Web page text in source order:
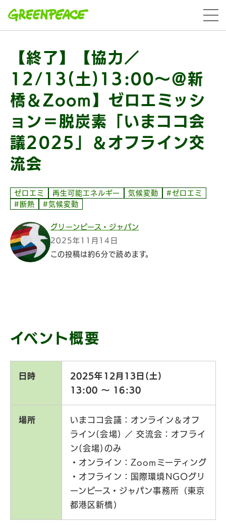
menu
【終了】【協力／
12/13(土)13:00〜＠新
橋＆Zoom】ゼロエミッシ
ョン＝脱炭素「いまココ会
議2025」＆オフライン交
流会
ゼロエミ 再生可能エネルギー 気候変動
#ゼロエミ
#断熱
#気候変動
グリーンピース・ジャパン
2025年11月14日
この投稿は約6分で読めます。
イベント概要
日時
2025年12月13日(土)
13:00 〜 16:30
場所
いまココ会議：オンライン＆オフ
ライン(会場) ／ 交流会：オフライ
ン(会場)のみ
・オンライン：Zoomミーティング
・オフライン：国際環境NGOグリ
ーンピース・ジャパン事務所（東京
都港区新橋）